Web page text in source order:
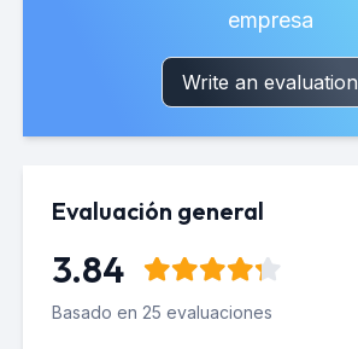
empresa
Write an evaluation
Evaluación general
3.84
Basado en 25 evaluaciones